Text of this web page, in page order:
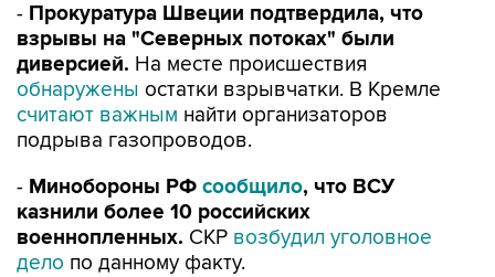
- Прокуратура Швеции подтвердила, что
взрывы на "Северных потоках" были
диверсией. На месте происшествия
обнаружены остатки взрывчатки. В Кремле
считают важным найти организаторов
подрыва газопроводов.
- Минобороны РФ сообщило, что ВСУ
казнили более 10 российских
военнопленных. СКР возбудил уголовное
дело по данному факту.